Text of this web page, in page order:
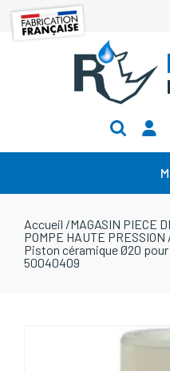
Accueil /MAGASIN PIECE
POMPE HAUTE PRESSION
Piston céramique Ø20
50040409